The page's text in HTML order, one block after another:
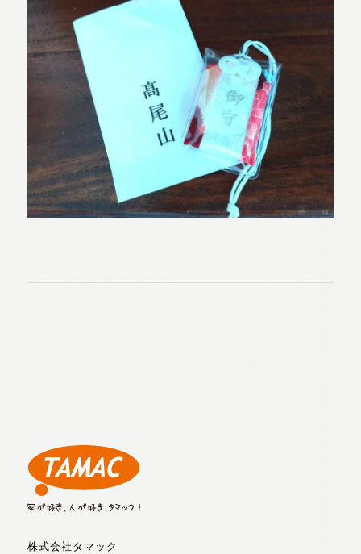
株式会社タマック